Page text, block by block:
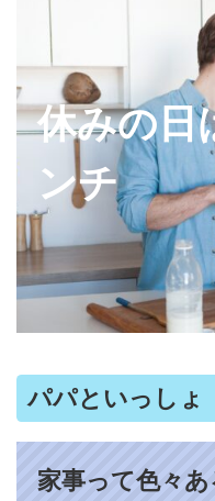
休みの日
ンチ
パパといっし
家事って色々あ